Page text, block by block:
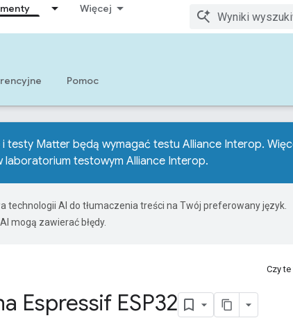
Więcej
Pomoc
i testy Matter będą wymagać testu Alliance Interop.
laboratorium testowym Alliance Interop.
technologii AI do tłumaczenia treści na Twój preferowany język.
mogą zawierać błędy.
Czy
Espressif ESP32